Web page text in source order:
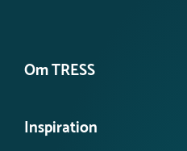
Om TRESS
Vores historie
Inspiration